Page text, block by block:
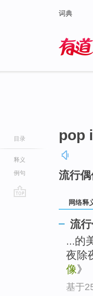
词典
目录
释义
例句
pop
流行
网络释
流
...的
夜除
像》
基于